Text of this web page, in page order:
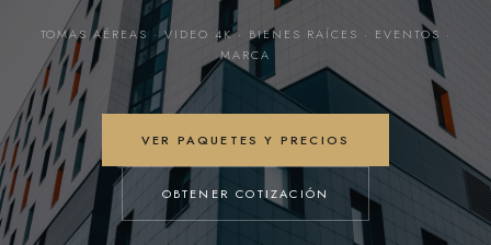
TOMAS AÉREAS · VIDEO 4K · BIENES RAÍCES · EVENTOS ·
MARCA
VER PAQUETES Y PRECIOS
OBTENER COTIZACIÓN